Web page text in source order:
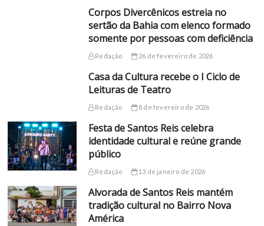
Corpos Divercênicos estreia no
sertão da Bahia com elenco formado
somente por pessoas com deficiência
Redação 26 de fevereiro de 2026
Casa da Cultura recebe o I Ciclo de
Leituras de Teatro
Redação 8 de fevereiro de 2026
Festa de Santos Reis celebra
identidade cultural e reúne grande
público
Redação 13 de janeiro de 2026
Alvorada de Santos Reis mantém
tradição cultural no Bairro Nova
América